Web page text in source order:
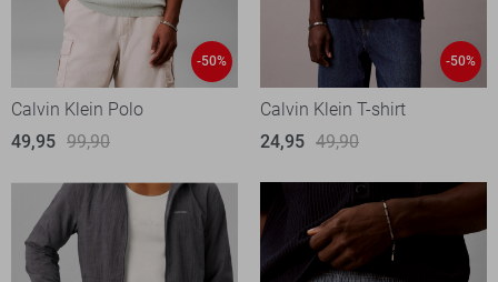
-50%
Calvin Klein Polo
49,95 99,90
-50%
Calvin Klein T-shirt
24,95 49,90